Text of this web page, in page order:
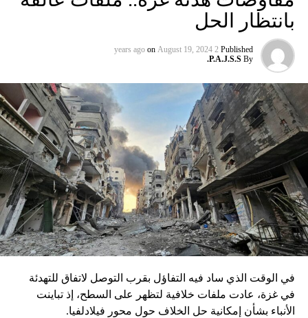
بانتظار الحل
Published
2 years ago
on August 19, 2024
By
P.A.J.S.S.
في الوقت الذي ساد فيه التفاؤل بقرب التوصل لاتفاق للتهدئة
في غزة، عادت ملفات خلافية لتظهر على السطح، إذ تباينت
الأنباء بشأن إمكانية حل الخلاف حول محور فيلادلفيا.